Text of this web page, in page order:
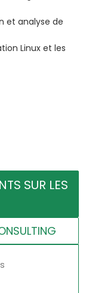
et analyse de
Linux et les
SUR LES